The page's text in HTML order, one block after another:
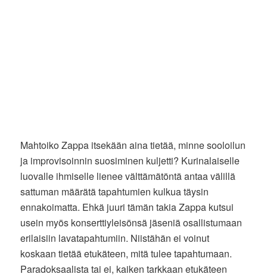
Mahtoiko Zappa itsekään aina tietää, minne sooloilun
ja improvisoinnin suosiminen kuljetti? Kurinalaiselle
luovalle ihmiselle lienee välttämätöntä antaa välillä
sattuman määrätä tapahtumien kulkua täysin
ennakoimatta. Ehkä juuri tämän takia Zappa kutsui
usein myös konserttiyleisönsä jäseniä osallistumaan
erilaisiin lavatapahtumiin. Niistähän ei voinut
koskaan tietää etukäteen, mitä tulee tapahtumaan.
Paradoksaalista tai ei, kaiken tarkkaan etukäteen